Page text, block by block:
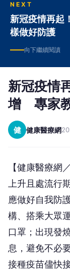
NEXT
新冠疫情再起
樣做好防護
向下繼續閱讀
新冠疫情
增 專家
健 健康醫療網
【健康醫療網
上升且處流行
應做好自我防
構、搭乘大眾
口罩；出現發
息，避免不必
接種疫苗儘快